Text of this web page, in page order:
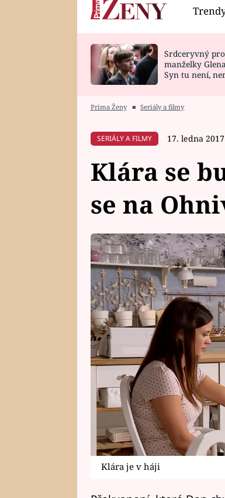
Horoskopy
HOROSKOP NA
Video
VAŘENÍ
Srdceryvný
manželky
Syn tu není,
Prima Ženy ■ Seriály a filmy
SERIÁLY A FILMY 17. ledna
Klára se
se na
Klára je v háji